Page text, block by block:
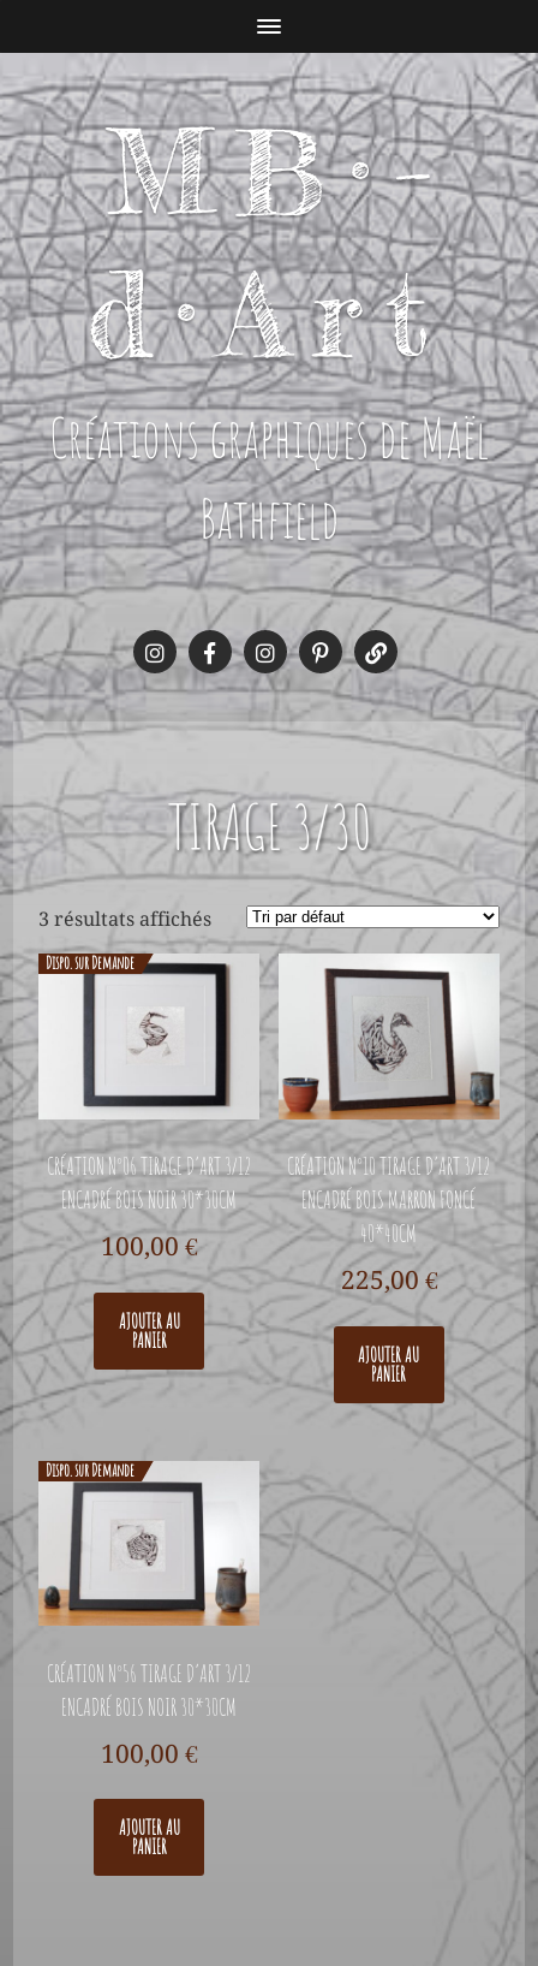
MB­­­­­­­­­­­­·­­
d·Art
Créations graphiques de Maël
Bathfield
TIRAGE 3/30
3 résultats affichés
Dispo. sur Demande
CRÉATION N°06 TIRAGE D’ART 3/12
ENCADRÉ BOIS NOIR 30*30CM
100,00€
AJOUTER AU
PANIER
CRÉATION N°10 TIRAGE D’ART 3/12
ENCADRÉ BOIS MARRON FONCÉ
40*40CM
225,00 €
AJOUTER AU
PANIER
Dispo. sur Demande
CRÉATION N°56 TIRAGE D’ART 3/12
ENCADRÉ BOIS NOIR 30*30CM
100,00€
AJOUTER AU
PANIER